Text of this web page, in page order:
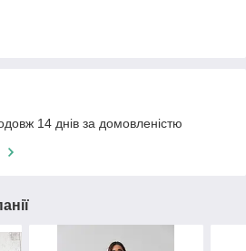
14 днів за домовленістю